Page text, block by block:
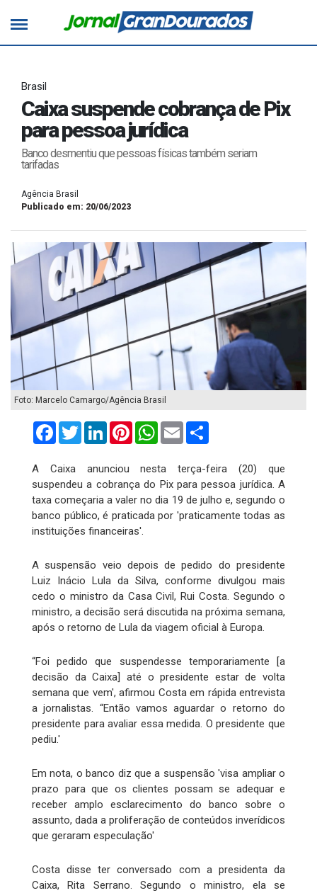
Brasil
Caixa suspende cobrança de Pix
para pessoa jurídica
Banco desmentiu que pessoas físicas também seriam
tarifadas
Agência Brasil
Publicado em: 20/06/2023
Foto: Marcelo Camargo/Agência Brasil
FacebookTwitterLinkedInPinterestWhatsApp
Email
A Caixa anunciou nesta terça-feira (20) que
suspendeu a cobrança do Pix para pessoa jurídica. A
taxa começaria a valer no dia 19 de julho e, segundo o
banco público, é praticada por 'praticamente todas as
instituições financeiras'.
A suspensão veio depois de pedido do presidente
Luiz Inácio Lula da Silva, conforme divulgou mais
cedo o ministro da Casa Civil, Rui Costa. Segundo o
ministro, a decisão será discutida na próxima semana,
após o retorno de Lula da viagem oficial à Europa.
“Foi pedido que suspendesse temporariamente [a
decisão da Caixa] até o presidente estar de volta
semana que vem', afirmou Costa em rápida entrevista
a jornalistas. “Então vamos aguardar o retorno do
presidente para avaliar essa medida. O presidente que
pediu.'
Em nota, o banco diz que a suspensão 'visa ampliar o
prazo para que os clientes possam se adequar e
receber amplo esclarecimento do banco sobre o
assunto, dada a proliferação de conteúdos inverídicos
que geraram especulação'
Costa disse ter conversado com a presidenta da
Caixa, Rita Serrano. Segundo o ministro, ela se